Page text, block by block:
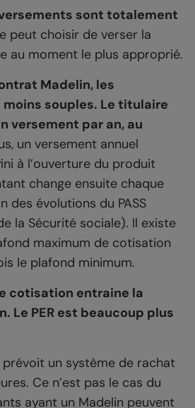
versements sont totalement
peut choisir de verser la
au moment le plus approprié.
Madelin, les
souples. Le titulaire
versement par an, au
un versement annuel
à l’ouverture du produit
change ensuite chaque
des évolutions du PASS
la Sécurité sociale). Il existe
maximum de cotisation
le plafond minimum.
cotisation entraine la
Le PER est beaucoup plus
un système de rachat
Ce n’est pas le cas du
ayant un Madelin peuvent